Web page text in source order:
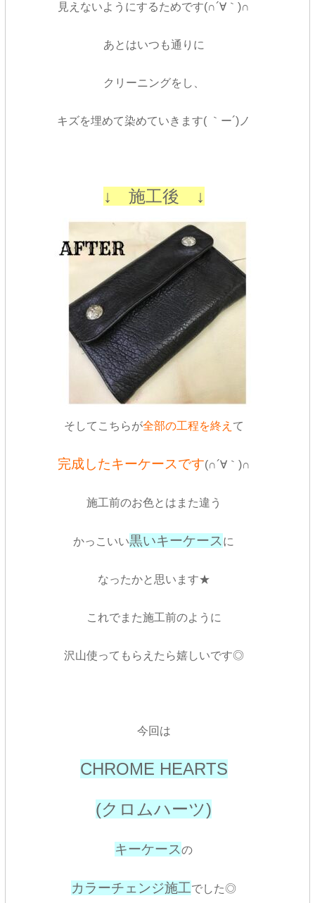
見えないようにするためです(∩´∀｀)∩
あとはいつも通りに
クリーニングをし、
キズを埋めて染めていきます( ｀ー´)ノ
↓ 施工後 ↓
そしてこちらが全部の工程を終え て
完成したキーケースです(∩´∀｀)∩
施工前のお色とはまた違う
かっこいい黒いキーケース に
なったかと思います★
これでまた施工前のように
沢山使ってもらえたら嬉しいです◎
今回は
CHROME HEARTS
(クロムハーツ)
キーケースの
カラーチェンジ施工でした◎